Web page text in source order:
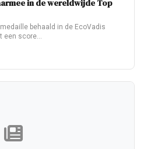
in de wereldwijde Top
behaald in de EcoVadis
een score…